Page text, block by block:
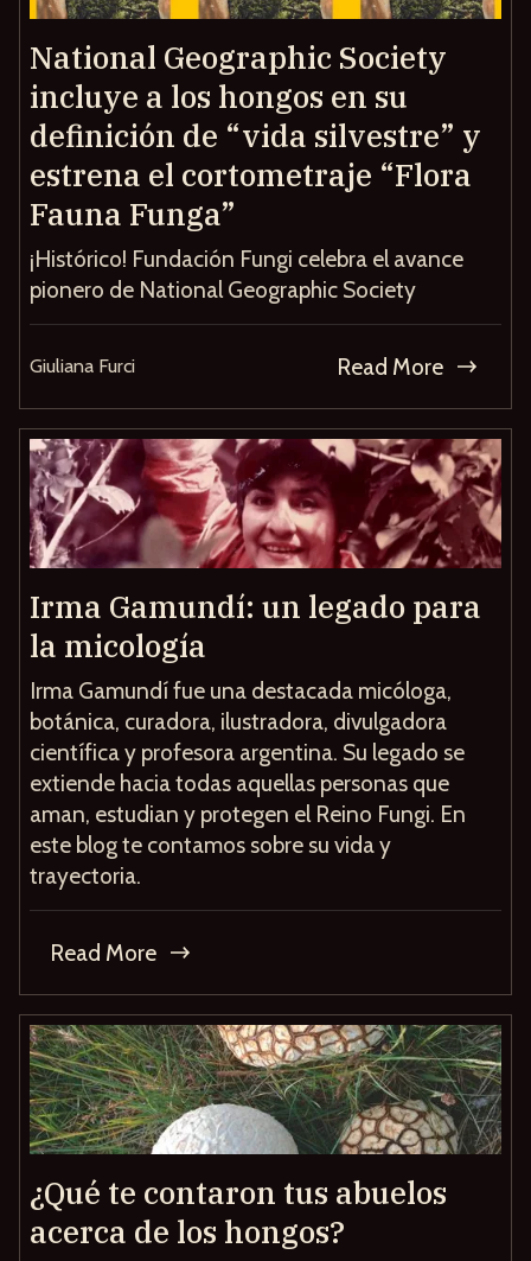
National Geographic Society
incluye a los hongos en su
definición de “vida silvestre” y
estrena el cortometraje “Flora
Fauna Funga”
¡Histórico! Fundación Fungi celebra el avance
pionero de National Geographic Society
Giuliana Furci Read More
Irma Gamundí: un legado para
la micología
Irma Gamundí fue una destacada micóloga,
botánica, curadora, ilustradora, divulgadora
científica y profesora argentina. Su legado se
extiende hacia todas aquellas personas que
aman, estudian y protegen el Reino Fungi. En
este blog te contamos sobre su vida y
trayectoria.
Read More
¿Qué te contaron tus abuelos
acerca de los hongos?